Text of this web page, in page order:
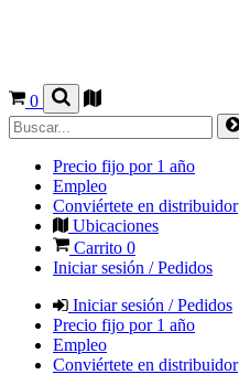
0
Precio fijo por 1 año
Empleo
Conviértete en distribuidor
Ubicaciones
Carrito 0
Iniciar sesión / Pedidos
Iniciar sesión / Pedidos
Precio fijo por 1 año
Empleo
Conviértete en distribuidor